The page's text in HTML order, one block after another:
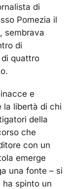
di
Pomezia il
sembrava
di
di quattro
e
la libertà di chi
della
che
con un
emerge
una fonte – si
spinto un